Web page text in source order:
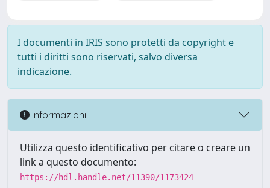
I documenti in IRIS sono protetti da copyright e
tutti i diritti sono riservati, salvo diversa
indicazione.
Informazioni
Utilizza questo identificativo per citare o creare un
link a questo documento:
https://hdl.handle.net/11390/1173424